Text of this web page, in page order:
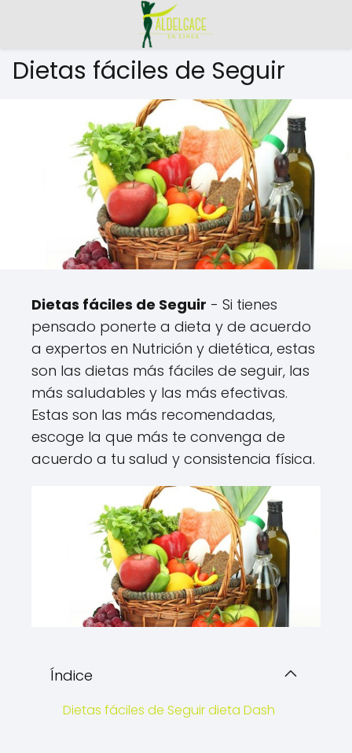
Dietas fáciles de Seguir
Dietas fáciles de Seguir - Si tienes
pensado ponerte a dieta y de acuerdo
a expertos en Nutrición y dietética, estas
son las dietas más fáciles de seguir, las
más saludables y las más efectivas.
Estas son las más recomendadas,
escoge la que más te convenga de
acuerdo a tu salud y consistencia física.
Índice
Dietas fáciles de Seguir dieta Dash